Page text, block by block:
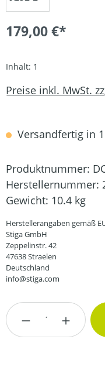
179,00 €*
Inhalt: 1
Preise inkl. MwSt.
Versandfertig in
Produktnummer:
Herstellernummer:
Gewicht: 10.4 kg
Herstellerangaben gemäß
Stiga GmbH
Zeppelinstr. 42
47638 Straelen
Deutschland
info@stiga.com
Produkt